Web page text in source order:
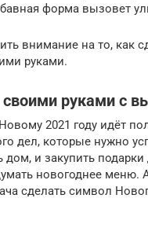
форма вызовет
внимание на то, как
руками.
своими руками с
2021 году идёт
дел, которые нужно
дом, и закупить
новогоднее меню.
сделать символ